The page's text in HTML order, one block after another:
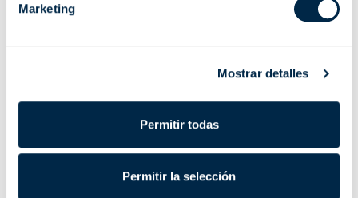
Marketing
Mostrar detalles
Permitir todas
Permitir la selección
Motores
Sistemas de control
Domótica
Dispositivos de domótica
Accesorios de domótica